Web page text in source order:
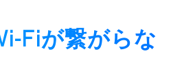
Fiが繋がらな